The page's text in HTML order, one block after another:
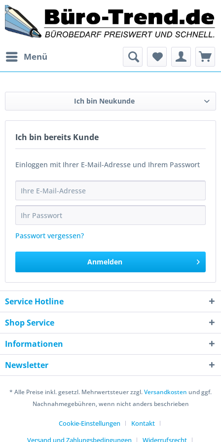
Menü
Ich bin Neukunde
Ich bin bereits Kunde
Einloggen mit Ihrer E-Mail-Adresse und Ihrem Passwort
Passwort vergessen?
Anmelden
Service Hotline
Shop Service
Informationen
Newsletter
* Alle Preise inkl. gesetzl. Mehrwertsteuer zzgl.Versandkosten und ggf.
Nachnahmegebühren, wenn nicht anders beschrieben
Cookie-Einstellungen
Kontakt
Versand und Zahlungsbedingungen
Widerrufsrecht